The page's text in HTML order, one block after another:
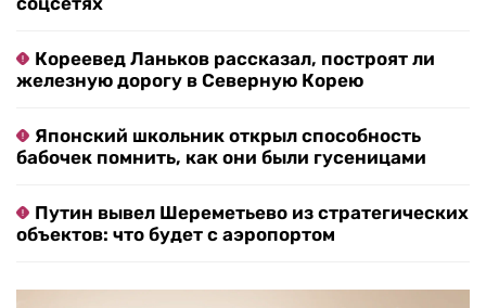
Кореевед Ланьков рассказал, построят ли
железную дорогу в Северную Корею
Японский школьник открыл способность
бабочек помнить, как они были гусеницами
Путин вывел Шереметьево из стратегических
объектов: что будет с аэропортом